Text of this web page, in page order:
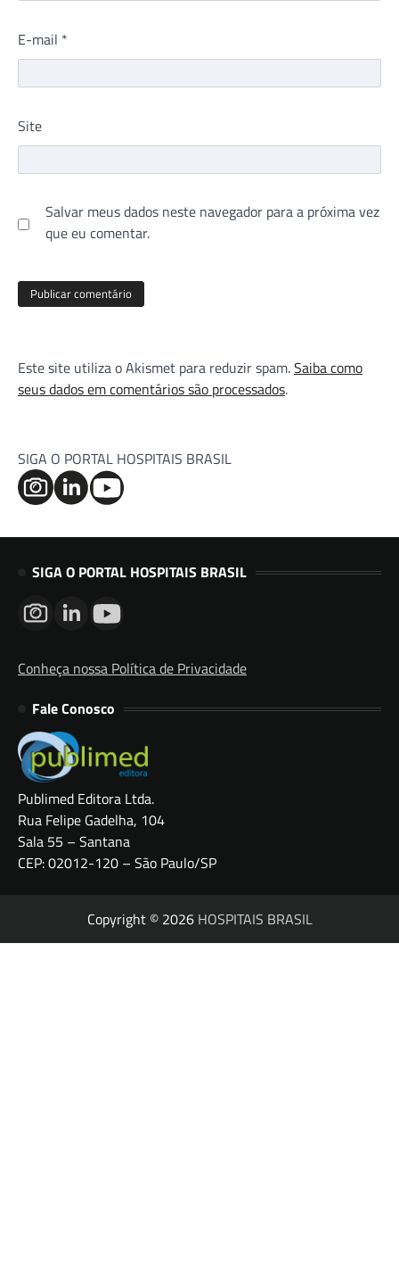
E-mail *
Site
Salvar meus dados neste navegador para a próxima vez
que eu comentar.
Este site utiliza o Akismet para reduzir spam.Saiba como
seus dados em comentários são processados.
SIGA O PORTAL HOSPITAIS BRASIL
SIGA O PORTAL HOSPITAIS BRASIL
Conheça nossa Política de Privacidade
Fale Conosco
Publimed Editora Ltda.
Rua Felipe Gadelha, 104
Sala 55 – Santana
CEP: 02012-120 – São Paulo/SP
Copyright © 2026 HOSPITAIS BRASIL